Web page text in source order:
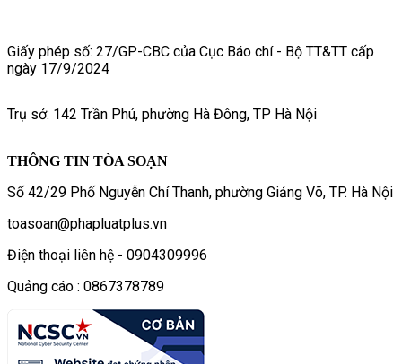
Giấy phép số: 27/GP-CBC của Cục Báo chí - Bộ TT&TT cấp
ngày 17/9/2024
Trụ sở: 142 Trần Phú, phường Hà Đông, TP Hà Nội
THÔNG TIN TÒA SOẠN
Số 42/29 Phố Nguyễn Chí Thanh, phường Giảng Võ, TP. Hà Nội
toasoan@phapluatplus.vn
Điện thoại liên hệ - 0904309996
Quảng cáo : 0867378789